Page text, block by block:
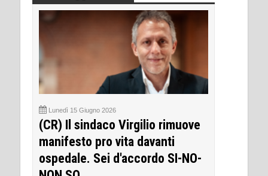
Lunedì 15 Giugno 2026
(CR) Il sindaco Virgilio rimuove
manifesto pro vita davanti
ospedale. Sei d'accordo SI-NO-